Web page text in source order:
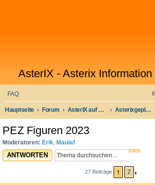
AsterIX - Asterix
FAQ
Hauptseite Forum AsterIX auf Deutsch Asterixgeplauder
PEZ Figuren 2023
Moderatoren: Erik, Maulaf
ANTWORTEN SUCHE
27 Beiträge 1 2